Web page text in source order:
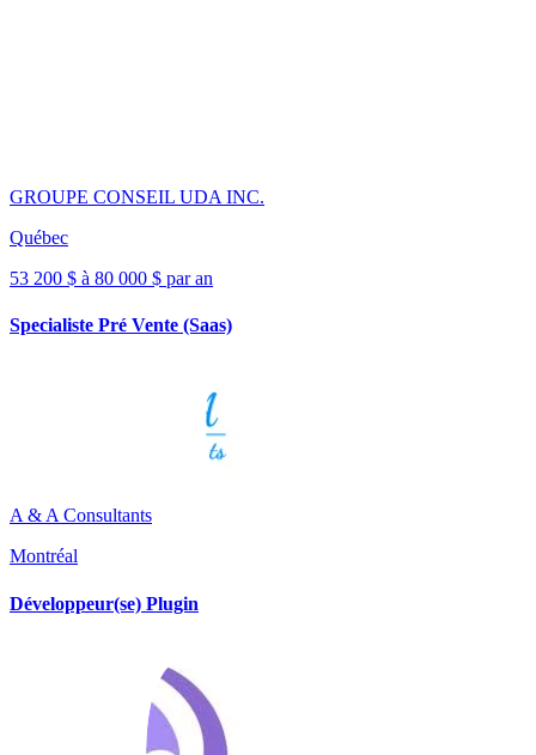
GROUPE CONSEIL UDA INC.
Québec
53 200 $ à 80 000 $ par an
Specialiste Pré Vente (Saas)
A & A Consultants
Montréal
Développeur(se) Plugin